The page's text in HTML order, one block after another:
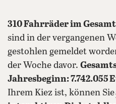
310 Fahrräder im
sind in der vergangenen
gestohlen gemeldet
der Woche davor.
Jahresbeginn: 7.742.055
Ihrem Kiez ist, können Sie